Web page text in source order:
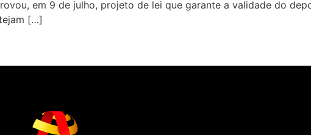
em 9 de julho, projeto de lei que garante a validade do
[…]